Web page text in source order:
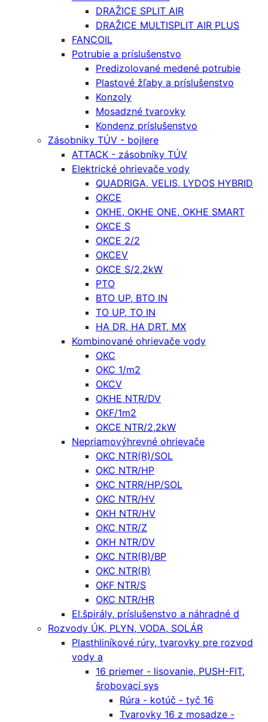
DRAŽICE SPLIT AIR
DRAŽICE MULTISPLIT AIR PLUS
FANCOIL
Potrubie a príslušenstvo
Predizolované medené potrubie
Plastové žľaby a príslušenstvo
Konzoly
Mosadzné tvarovky
Kondenz príslušenstvo
Zásobniky TÚV - bojlere
ATTACK - zásobníky TÚV
Elektrické ohrievače vody
QUADRIGA, VELIS, LYDOS HYBRID
OKCE
OKHE, OKHE ONE, OKHE SMART
OKCE S
OKCE 2/2
OKCEV
OKCE S/2,2kW
PTO
BTO UP, BTO IN
TO UP, TO IN
HA DR, HA DRT, MX
Kombinované ohrievače vody
OKC
OKC 1/m2
OKCV
OKHE NTR/DV
OKF/1m2
OKCE NTR/2,2kW
Nepriamovýhrevné ohrievače
OKC NTR(R)/SOL
OKC NTR/HP
OKC NTRR/HP/SOL
OKC NTR/HV
OKH NTR/HV
OKC NTR/Z
OKH NTR/DV
OKC NTR(R)/BP
OKC NTR(R)
OKF NTR/S
OKC NTR/HR
El.špirály, príslušenstvo a náhradné d
Rozvody ÚK, PLYN, VODA, SOLÁR
Plasthliníkové rúry, tvarovky pre rozvod
vody a
16 priemer - lisovanie, PUSH-FIT,
šrobovací sys
Rúra - kotúč - tyč 16
Tvarovky 16 z mosadze -